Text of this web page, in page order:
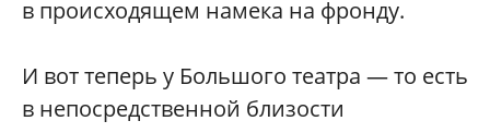
в происходящем намека на фронду.
И вот теперь у Большого театра — то есть
в непосредственной близости